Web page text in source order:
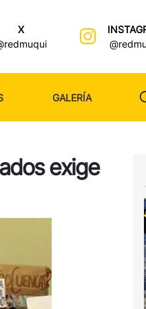
X
GALERÍA
exige